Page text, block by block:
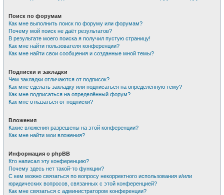
Поиск по форумам
Как мне выполнить поиск по форуму или форумам?
Почему мой поиск не даёт результатов?
В результате моего поиска я получил пустую страницу!
Как мне найти пользователя конференции?
Как мне найти свои сообщения и созданные мной темы?
Подписки и закладки
Чем закладки отличаются от подписок?
Как мне сделать закладку или подписаться на определённую тему?
Как мне подписаться на определённый форум?
Как мне отказаться от подписки?
Вложения
Какие вложения разрешены на этой конференции?
Как мне найти мои вложения?
Информация о phpBB
Кто написал эту конференцию?
Почему здесь нет такой-то функции?
С кем можно связаться по вопросу некорректного использования и/или
юридических вопросов, связанных с этой конференцией?
Как мне связаться с администратором конференции?